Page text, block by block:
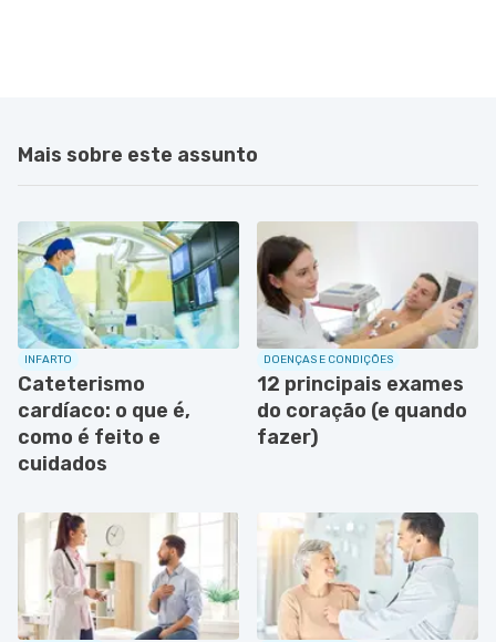
Mais sobre este assunto
INFARTO
Cateterismo
cardíaco: o que é,
como é feito e
cuidados
DOENÇAS E CONDIÇÕES
12 principais exames
do coração (e quando
fazer)